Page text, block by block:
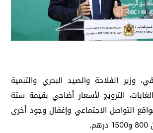
الفلاحة والصيد البحري والتنمية
الترويج لأسعار أضاحي بقيمة ستة
التواصل الاجتماعي وإغفال وجود أخرى